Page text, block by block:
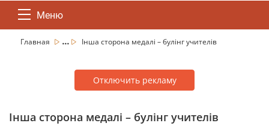
Меню
Главная ... Інша сторона медалі – булінг учителів
Отключить рекламу
Інша сторона медалі – булінг учителів